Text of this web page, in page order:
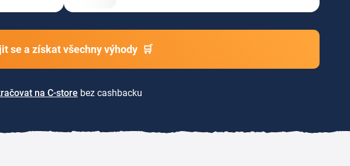
se a získat všechny výhody 🛒
na C-store bez cashbacku